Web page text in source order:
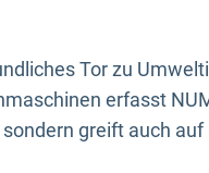
Tor zu
erfasst
greift auch auf